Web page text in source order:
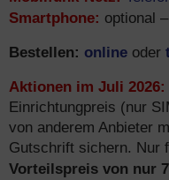
Smartphone: optional –
Bestellen: online oder
Aktionen im Juli 2026:
Einrichtungpreis (nur
von anderem Anbieter
Gutschrift sichern. Nur
Vorteilspreis von nur